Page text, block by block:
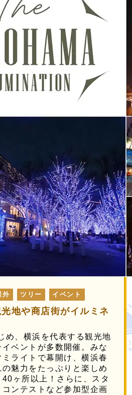
外 ツリー イベント
地や商店街がイルミネ
め、横浜を代表する観光地
ベントが多数開催。みな
ライトで幕開け、横浜春
魅力をたっぷりと楽しめ
ヶ所以上！さらに、スタ
ンテストなど参加型企画